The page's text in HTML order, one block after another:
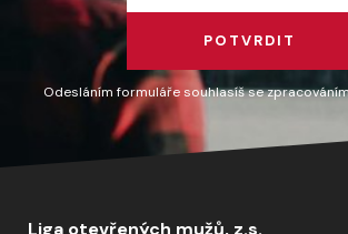
POTVRDIT
Odesláním formuláře souhlasíš se
Liga otevřených mužů, z.s.